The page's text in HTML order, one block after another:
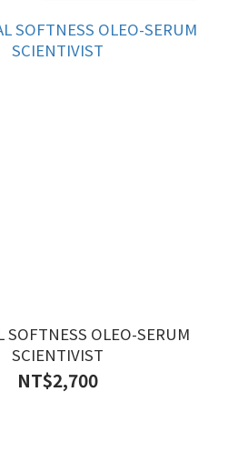
SOFTNESS OLEO-SERUM
SCIENTIVIST
NT$2,700